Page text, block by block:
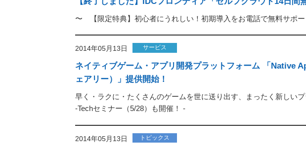
〜 【限定特典】初心者にうれしい！初期導入をお電話で無料サポ
2014年05月13日 サービス
ネイティブゲーム・アプリ開発プラットフォーム 「Native
ェアリー）」提供開始！
早く・ラクに・たくさんのゲームを世に送り出す、まったく新しい
-Techセミナー（5/28）も開催！ -
2014年05月13日 トピックス